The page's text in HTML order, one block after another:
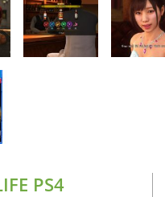
PS4